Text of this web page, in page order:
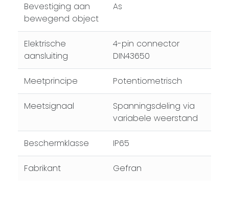
Bevestiging aan
bewegend object
As
Elektrische
aansluiting
4-pin connector
DIN43650
Meetprincipe Potentiometrisch
Meetsignaal
Spanningsdeling via
variabele weerstand
Beschermklasse IP65
Fabrikant Gefran